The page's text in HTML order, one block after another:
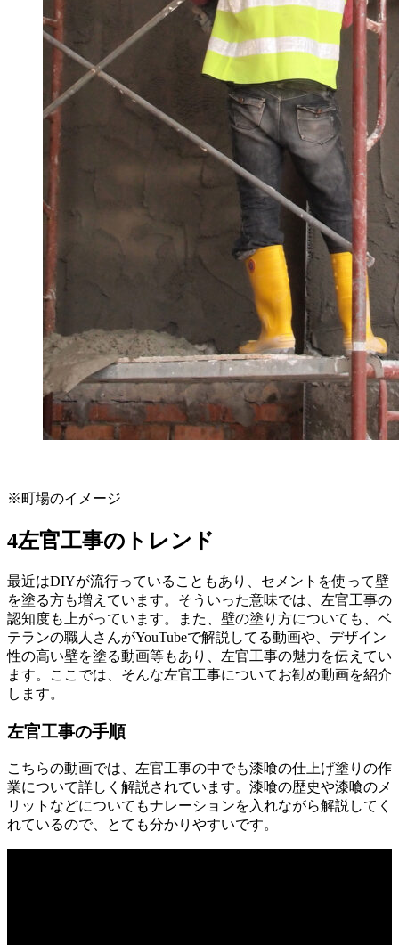
※町場のイメージ
4左官工事のトレンド
最近はDIYが流行っていることもあり、セメントを使って壁
を塗る方も増えています。そういった意味では、左官工事の
認知度も上がっています。また、壁の塗り方についても、ベ
テランの職人さんがYouTubeで解説してる動画や、デザイン
性の高い壁を塗る動画等もあり、左官工事の魅力を伝えてい
ます。ここでは、そんな左官工事についてお勧め動画を紹介
します。
左官工事の手順
こちらの動画では、左官工事の中でも漆喰の仕上げ塗りの作
業について詳しく解説されています。漆喰の歴史や漆喰のメ
リットなどについてもナレーションを入れながら解説してく
れているので、とても分かりやすいです。